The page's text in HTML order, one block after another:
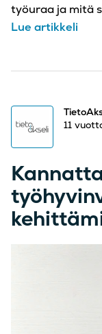
työuraa ja mitä
Lue artikkeli
11